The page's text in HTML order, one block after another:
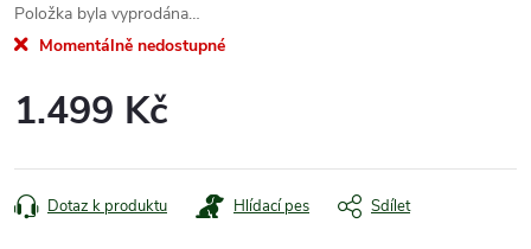
Položka byla vyprodána…
Momentálně nedostupné
1.499 Kč
cena:
Dotaz k produktu Hlídací pes Sdílet